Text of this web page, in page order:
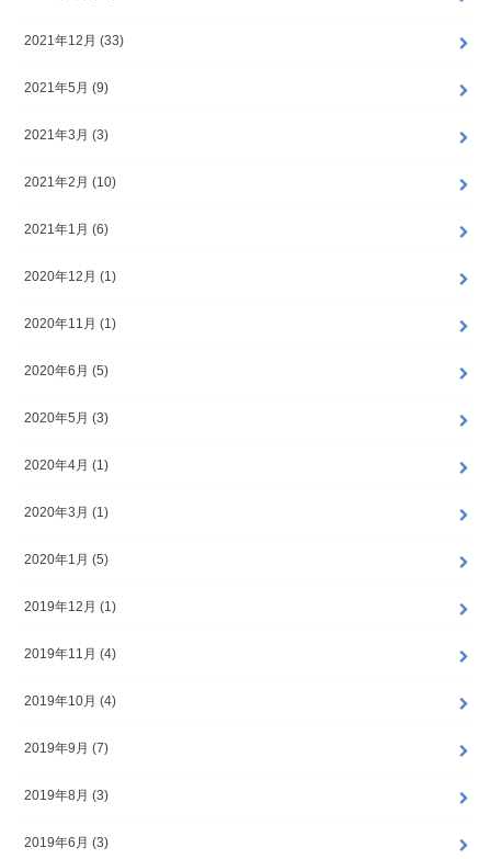
2021年12月 (33)
2021年5月 (9)
2021年3月 (3)
2021年2月 (10)
2021年1月 (6)
2020年12月 (1)
2020年11月 (1)
2020年6月 (5)
2020年5月 (3)
2020年4月 (1)
2020年3月 (1)
2020年1月 (5)
2019年12月 (1)
2019年11月 (4)
2019年10月 (4)
2019年9月 (7)
2019年8月 (3)
2019年6月 (3)